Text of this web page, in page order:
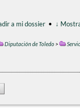
a mi dossier • ↓
Diputación de Toledo>